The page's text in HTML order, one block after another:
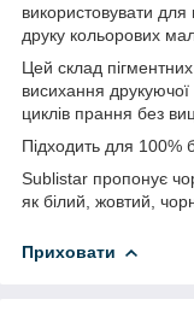
використовувати для
друку кольорових
Цей склад
висихання друкуючої
циклів прання без
Підходить для 100%
Sublistar пропонує
як білий, жовтий,
Приховати